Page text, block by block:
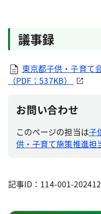
議事録
東京都子供・子育
（PDF：537KB）
お問い合わせ
このページの担当は子
供・子育て施策推進担
記事ID：114-001-